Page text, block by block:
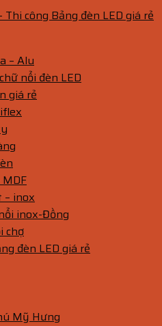
công Bảng đèn LED giá rẻ
– Alu
nổi đèn LED
giá rẻ
MDF
– inox
inox-Đồng
chợ
đèn LED giá rẻ
Mỹ Hưng